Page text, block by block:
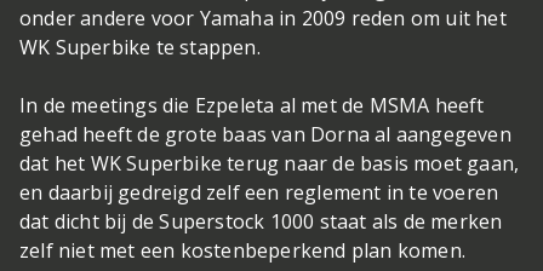
onder andere voor Yamaha in 2009 reden om uit het
WK Superbike te stappen.
In de meetings die Ezpeleta al met de MSMA heeft
gehad heeft de grote baas van Dorna al aangegeven
dat het WK Superbike terug naar de basis moet gaan,
en daarbij gedreigd zelf een reglement in te voeren
dat dicht bij de Superstock 1000 staat als de merken
zelf niet met een kostenbeperkend plan komen.